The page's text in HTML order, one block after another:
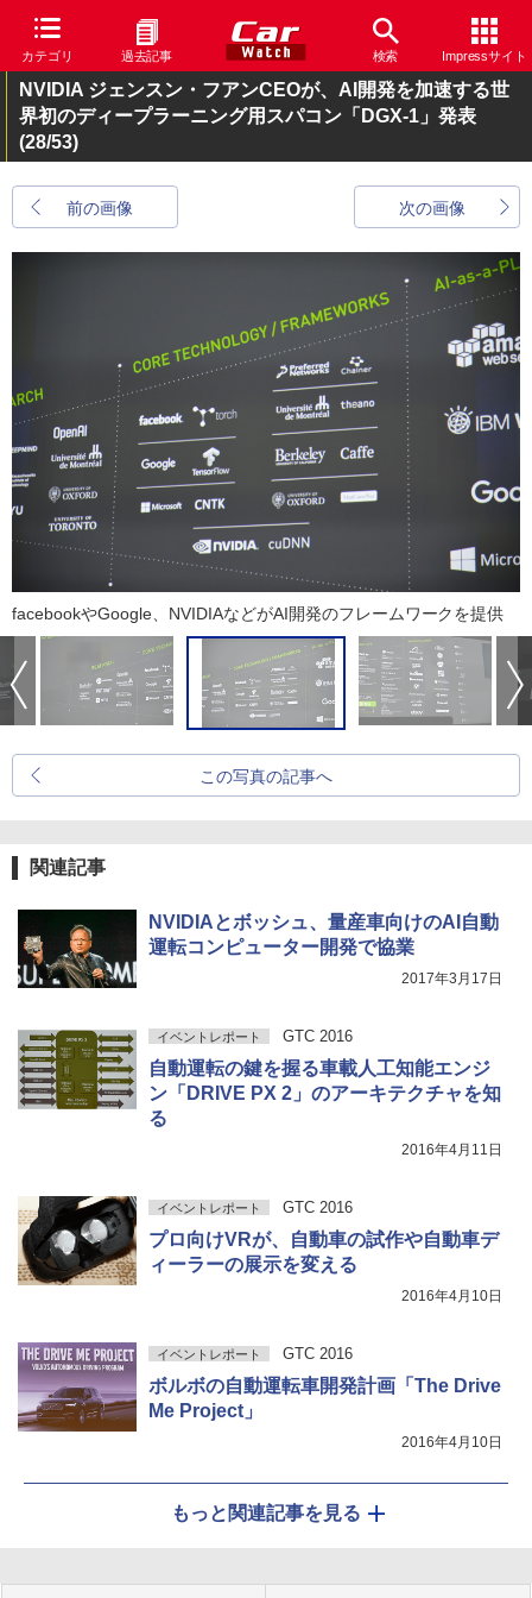
カテゴリ 過去記事 検索 Impressサイト
NVIDIA ジェンスン・フアンCEOが、AI開発を加速する世
界初のディープラーニング用スパコン「DGX-1」発表
(28/53)
前の画像 次の画像
facebookやGoogle、NVIDIAなどがAI開発のフレームワークを提供
この写真の記事へ
関連記事
NVIDIAとボッシュ、量産車向けのAI自動
運転コンピューター開発で協業
2017年3月17日
イベントレポート GTC 2016
自動運転の鍵を握る車載人工知能エンジ
ン「DRIVE PX 2」のアーキテクチャを知
る
2016年4月11日
イベントレポート GTC 2016
プロ向けVRが、自動車の試作や自動車デ
ィーラーの展示を変える
2016年4月10日
イベントレポート GTC 2016
ボルボの自動運転車開発計画「The Drive
Me Project」
2016年4月10日
もっと関連記事を見る